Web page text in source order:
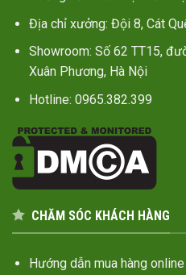
Địa chỉ xưởng: Đội 8, Cát
Showroom: Số 62 TT15,
Xuân Phương, Hà Nội
Hotline: 0965.382.399
CHĂM SÓC KHÁCH HÀNG
Hướng dẫn mua hàng online